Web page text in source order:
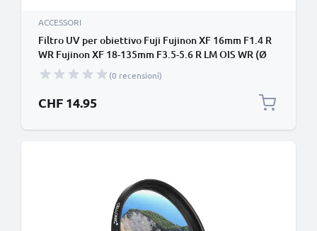
ACCESSORI
Filtro UV per obiettivo Fuji Fujinon XF 16mm F1.4 R
WR Fujinon XF 18-135mm F3.5-5.6 R LM OIS WR (Ø
67mm) contro raggi ultravioletti per filettatura
avente diametro Ø 67mm Vetro, protezione delle
lente fotocamera
(0 recensioni)
CHF 14.95